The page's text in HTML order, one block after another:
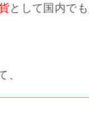
として国内で
、